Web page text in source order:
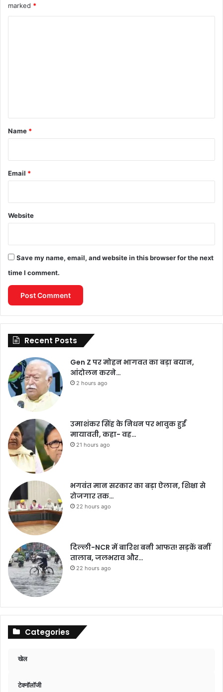
marked *
*
Name *
Email *
Website
Save my name, email, and website in this browser for the next
time I comment.
Recent Posts
Gen Z पर मोहन भागवत का बड़ा बयान,
आंदोलन करने…
2 hours ago
उमाशंकर सिंह के निधन पर भावुक हुईं
मायावती, कहा- वह…
21 hours ago
भगवंत मान सरकार का बड़ा ऐलान, शिक्षा से
रोजगार तक…
22 hours ago
दिल्ली-NCR में बारिश बनी आफत! सड़कें बनीं
तालाब, जलभराव और…
22 hours ago
Categories
खेल
टेक्नॉलॉजी